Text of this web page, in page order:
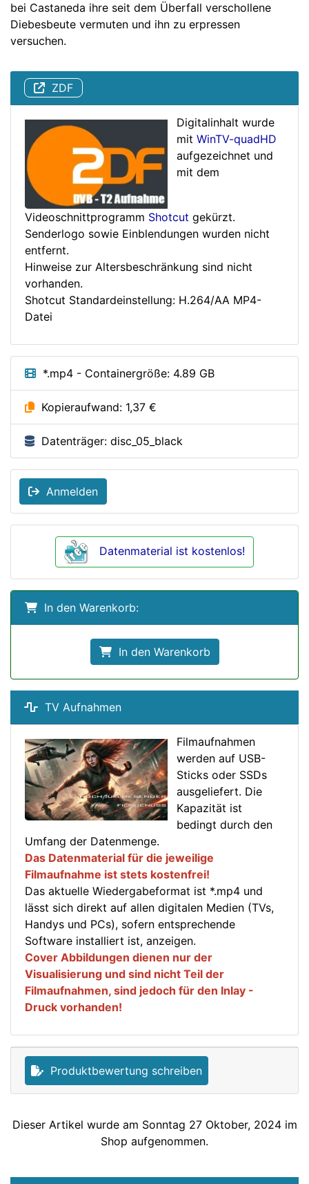
bei Castaneda ihre seit dem Überfall verschollene
Diebesbeute vermuten und ihn zu erpressen
versuchen.
ZDF
Digitalinhalt wurde
mit WinTV-quadHD
aufgezeichnet und
mit dem
Videoschnittprogramm Shotcut gekürzt.
Senderlogo sowie Einblendungen wurden nicht
entfernt.
Hinweise zur Altersbeschränkung sind nicht
vorhanden.
Shotcut Standardeinstellung: H.264/AA MP4-
Datei
*.mp4 - Containergröße: 4.89 GB
Kopieraufwand: 1,37 €
Datenträger: disc_05_black
Anmelden
Datenmaterial ist kostenlos!
In den Warenkorb:
In den Warenkorb
TV Aufnahmen
Filmaufnahmen
werden auf USB-
Sticks oder SSDs
ausgeliefert. Die
Kapazität ist
bedingt durch den
Umfang der Datenmenge.
Das Datenmaterial für die jeweilige
Filmaufnahme ist stets kostenfrei!
Das aktuelle Wiedergabeformat ist *.mp4 und
lässt sich direkt auf allen digitalen Medien (TVs,
Handys und PCs), sofern entsprechende
Software installiert ist, anzeigen.
Cover Abbildungen dienen nur der
Visualisierung und sind nicht Teil der
Filmaufnahmen, sind jedoch für den Inlay -
Druck vorhanden!
Produktbewertung schreiben
Dieser Artikel wurde am Sonntag 27 Oktober, 2024 im
Shop aufgenommen.